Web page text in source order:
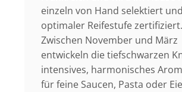
einzeln von Hand selektiert
optimaler Reifestufe zertifiziert.
Zwischen November und März
entwickeln die tiefschwarzen
intensives, harmonisches
für feine Saucen, Pasta oder